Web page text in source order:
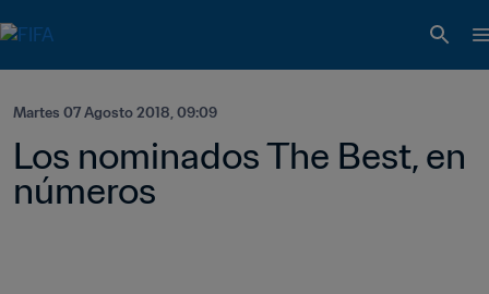
Martes 07 Agosto 2018, 09:09
Los nominados The Best, en
números